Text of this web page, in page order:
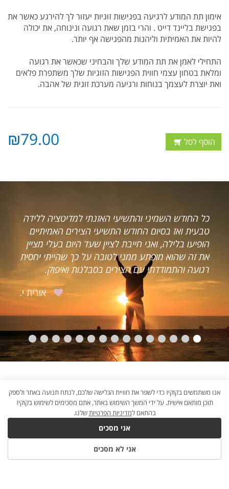
אימון תת המודע לרגיעה בפגישות זוגיות יעזור לך להירגע כאשר את
בפגישת בליינד דייט . והרי בזמן שאת רגועה ונינוחה, את יכולה
להיות את האמיתית וליהנות מהפגישה אף יותר.
התחילי לאמן את תת המודע שלך והבחיני שכאשר את רגועה
ומלאת בטחון עצמי חווית הפגישות הזוגיות שלך משתפרת פלאים
ואת יוצרת לעצמך בנוחות ורגיעה מערכת זוגית של אהבה.
הוסף לסל ₪79.00
למדיטציה ללידה
הצירים האמיתיים
שעד היום בעלי מציין
על כך שהייתי יחסית
ואיפוק.
אורית י.
רצינו להביע את תודתנו אליך
העבודה הנפלאה שעשית עבורנו.
מצבנו הכלכלי לא היה מזהיר
בקושי חסכונות היו לנו (אם
הייתה מינימאלית.
B2W
אנו משתמשים בקוקיז כדי לשפר את חוויית הגלישה שלכם, לנתח תנועה באתר ולספק
תוכן מותאם אישית. על ידי המשך השימוש באתר, אתם מסכימים לשימוש בקוקיז
בהתאם למדיניות הפרטיותשלנו.
אני מסכים
אני לא מסכים